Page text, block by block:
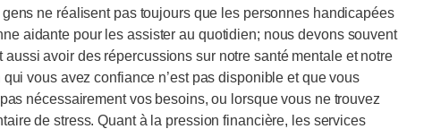
ne réalisent pas toujours que les personnes handicapées
aidante pour les assister au quotidien; nous devons souvent
avoir des répercussions sur notre santé mentale et notre
vous avez confiance n’est pas disponible et que vous
nécessairement vos besoins, ou lorsque vous ne trouvez
de stress. Quant à la pression financière, les services